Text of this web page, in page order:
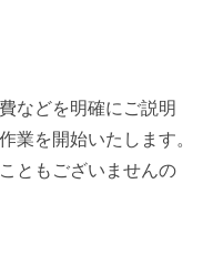
などを明確にご説明
業を開始いたします。
ともございませんの